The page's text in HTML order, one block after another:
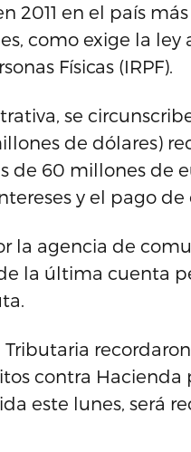
en el país
como exige la
Físicas (IRPF).
se
de dólares)
de 60 millones de
y el pago de
agencia de
la última cuenta
contra Hacienda
este lunes, será